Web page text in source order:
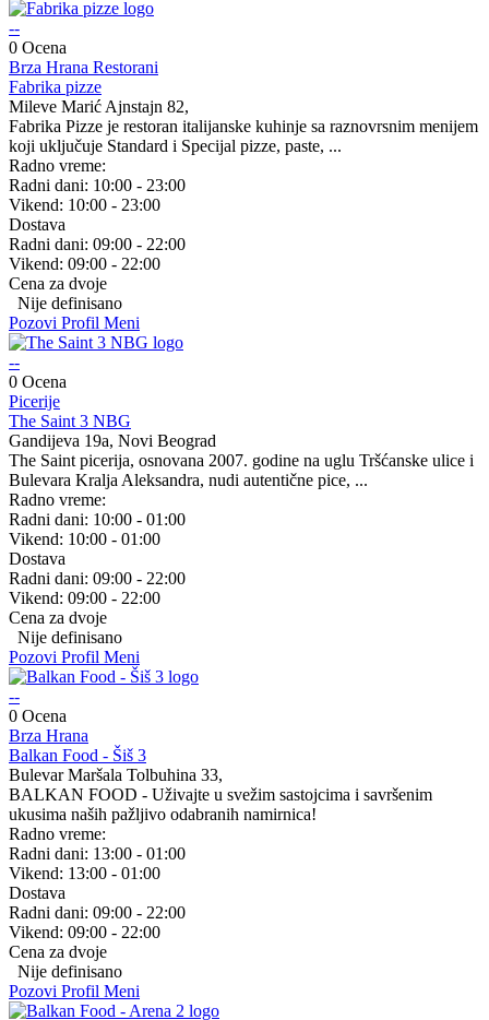
--
0 Ocena
Brza Hrana Restorani
Fabrika pizze
Mileve Marić Ajnstajn 82,
Fabrika Pizze je restoran italijanske kuhinje sa raznovrsnim menijem
koji uključuje Standard i Specijal pizze, paste, ...
Radno vreme:
Radni dani: 10:00 - 23:00
Vikend: 10:00 - 23:00
Dostava
Radni dani: 09:00 - 22:00
Vikend: 09:00 - 22:00
Cena za dvoje
Nije definisano
Pozovi Profil Meni
--
0 Ocena
Picerije
The Saint 3 NBG
Gandijeva 19a, Novi Beograd
The Saint picerija, osnovana 2007. godine na uglu Tršćanske ulice i
Bulevara Kralja Aleksandra, nudi autentične pice, ...
Radno vreme:
Radni dani: 10:00 - 01:00
Vikend: 10:00 - 01:00
Dostava
Radni dani: 09:00 - 22:00
Vikend: 09:00 - 22:00
Cena za dvoje
Nije definisano
Pozovi Profil Meni
--
0 Ocena
Brza Hrana
Balkan Food - Šiš 3
Bulevar Maršala Tolbuhina 33,
BALKAN FOOD - Uživajte u svežim sastojcima i savršenim
ukusima naših pažljivo odabranih namirnica!
Radno vreme:
Radni dani: 13:00 - 01:00
Vikend: 13:00 - 01:00
Dostava
Radni dani: 09:00 - 22:00
Vikend: 09:00 - 22:00
Cena za dvoje
Nije definisano
Pozovi Profil Meni